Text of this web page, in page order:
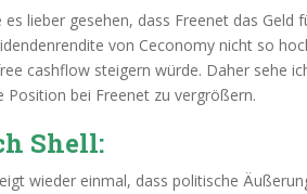
lieber gesehen, dass Freenet das Geld
von Ceconomy nicht so
cashflow steigern würde. Daher sehe
Position bei Freenet zu vergrößern.
Shell:
wieder einmal, dass politische